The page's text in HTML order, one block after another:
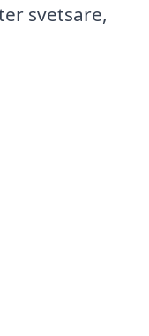
svetsare,